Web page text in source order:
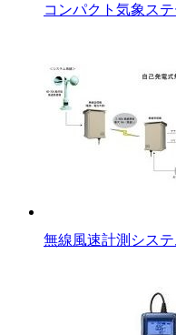
コンパクト気象ス
無線風速計測シス